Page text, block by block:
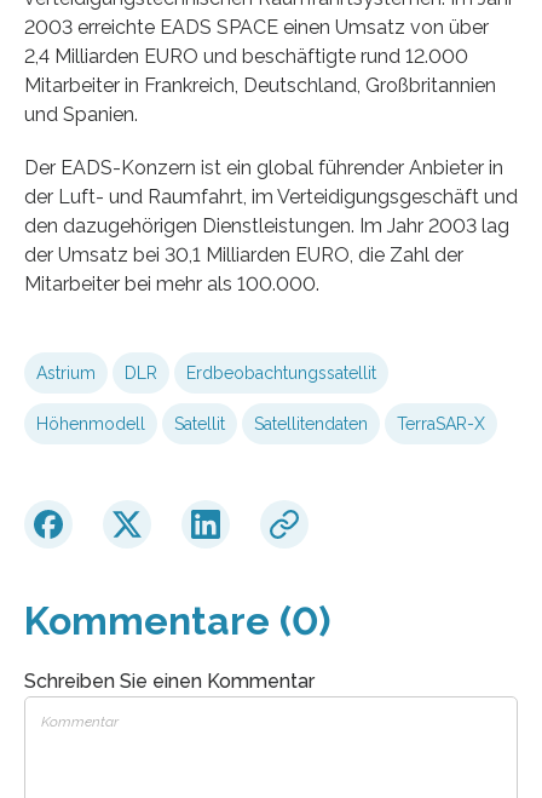
2003 erreichte EADS SPACE einen Umsatz von über
2,4 Milliarden EURO und beschäftigte rund 12.000
Mitarbeiter in Frankreich, Deutschland, Großbritannien
und Spanien.
Der EADS-Konzern ist ein global führender Anbieter in
der Luft- und Raumfahrt, im Verteidigungsgeschäft und
den dazugehörigen Dienstleistungen. Im Jahr 2003 lag
der Umsatz bei 30,1 Milliarden EURO, die Zahl der
Mitarbeiter bei mehr als 100.000.
Astrium DLR Erdbeobachtungssatellit
Höhenmodell Satellit Satellitendaten TerraSAR-X
Kommentare (0)
Schreiben Sie einen Kommentar